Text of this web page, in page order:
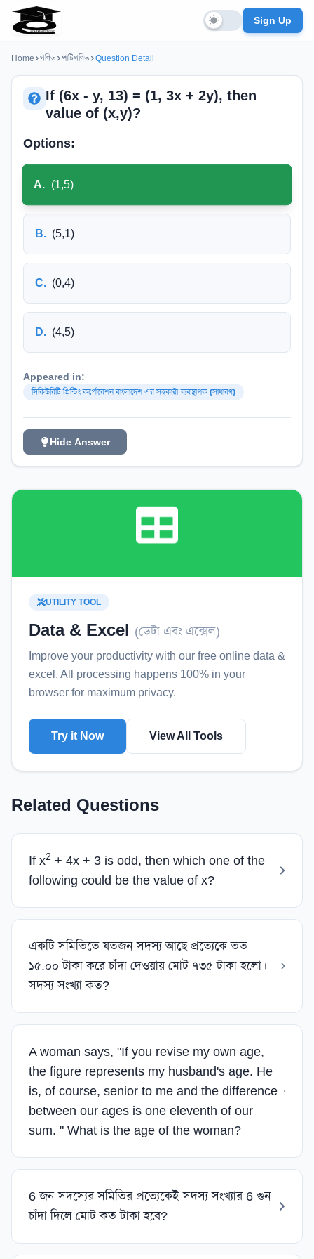
Sign Up
Home গণিত পাটিগণিত Question Detail
If (6x - y, 13) = (1, 3x + 2y), then
value of (x,y)?
Options:
A. (1,5)
B. (5,1)
C. (0,4)
D. (4,5)
Appeared in:
সিকিউরিটি প্রিন্টিং কর্পোরেশন বাংলাদেশ এর সহকারী ব্যবস্থাপক (সাধারণ)
Hide Answer
UTILITY TOOL
Data & Excel (ডেটা এবং এক্সেল)
Improve your productivity with our free online data &
excel . All processing happens 100% in your
browser for maximum privacy.
Try it Now View All Tools
Related Questions
If x2 + 4x + 3 is odd, then which one of the
following could be the value of x?
একটি সমিতিতে যতজন সদস্য আছে প্রত্যেকে তত
১৫.০০ টাকা করে চাঁদা দেওয়ায় মোট ৭৩৫ টাকা হলো।
সদস্য সংখ্যা কত?
A woman says, "If you revise my own age,
the figure represents my husband's age. He
is, of course, senior to me and the difference
between our ages is one eleventh of our
sum. " What is the age of the woman?
6 জন সদস্যের সমিতির প্রত্যেকেই সদস্য সংখ্যার 6 গুন
চাঁদা দিলে মোট কত টাকা হবে?